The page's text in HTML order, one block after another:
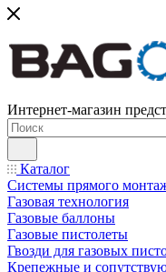
Интернет-магазин
Каталог
Системы прямого
Газовая технология
Газовые баллоны
Газовые пистолеты
Гвозди для газовых
Крепежные и